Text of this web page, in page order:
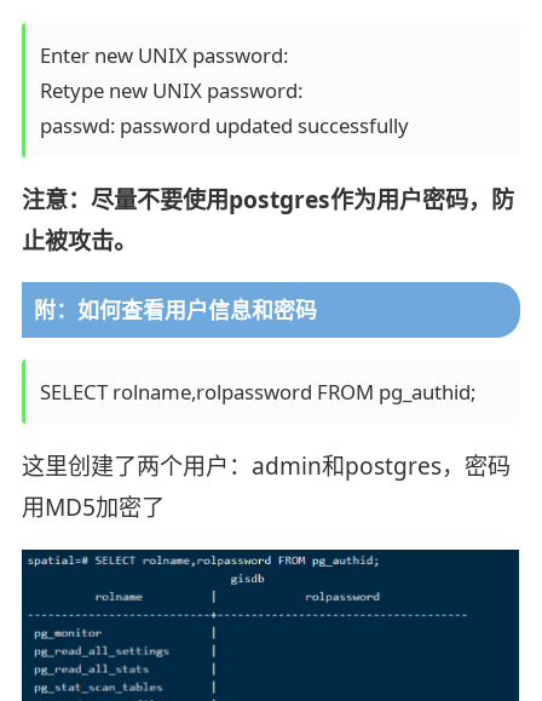
Enter new UNIX password:
Retype new UNIX password:
passwd: password updated successfully
注意：尽量不要使用postgres作为用户密码，防
止被攻击。
附：如何查看用户信息和密码
SELECT rolname,rolpassword FROM pg_authid;
这里创建了两个用户：admin和postgres，密码
用MD5加密了